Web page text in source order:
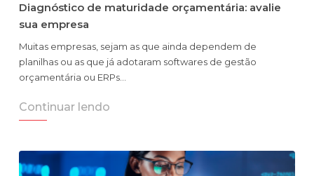
Diagnóstico de maturidade orçamentária: avalie
sua empresa
Muitas empresas, sejam as que ainda dependem de
planilhas ou as que já adotaram softwares de gestão
orçamentária ou ERPs…
Continuar lendo